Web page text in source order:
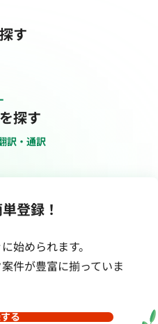
す
探す
訳・通訳
登録！
始められます。
件が豊富に揃っていま
る